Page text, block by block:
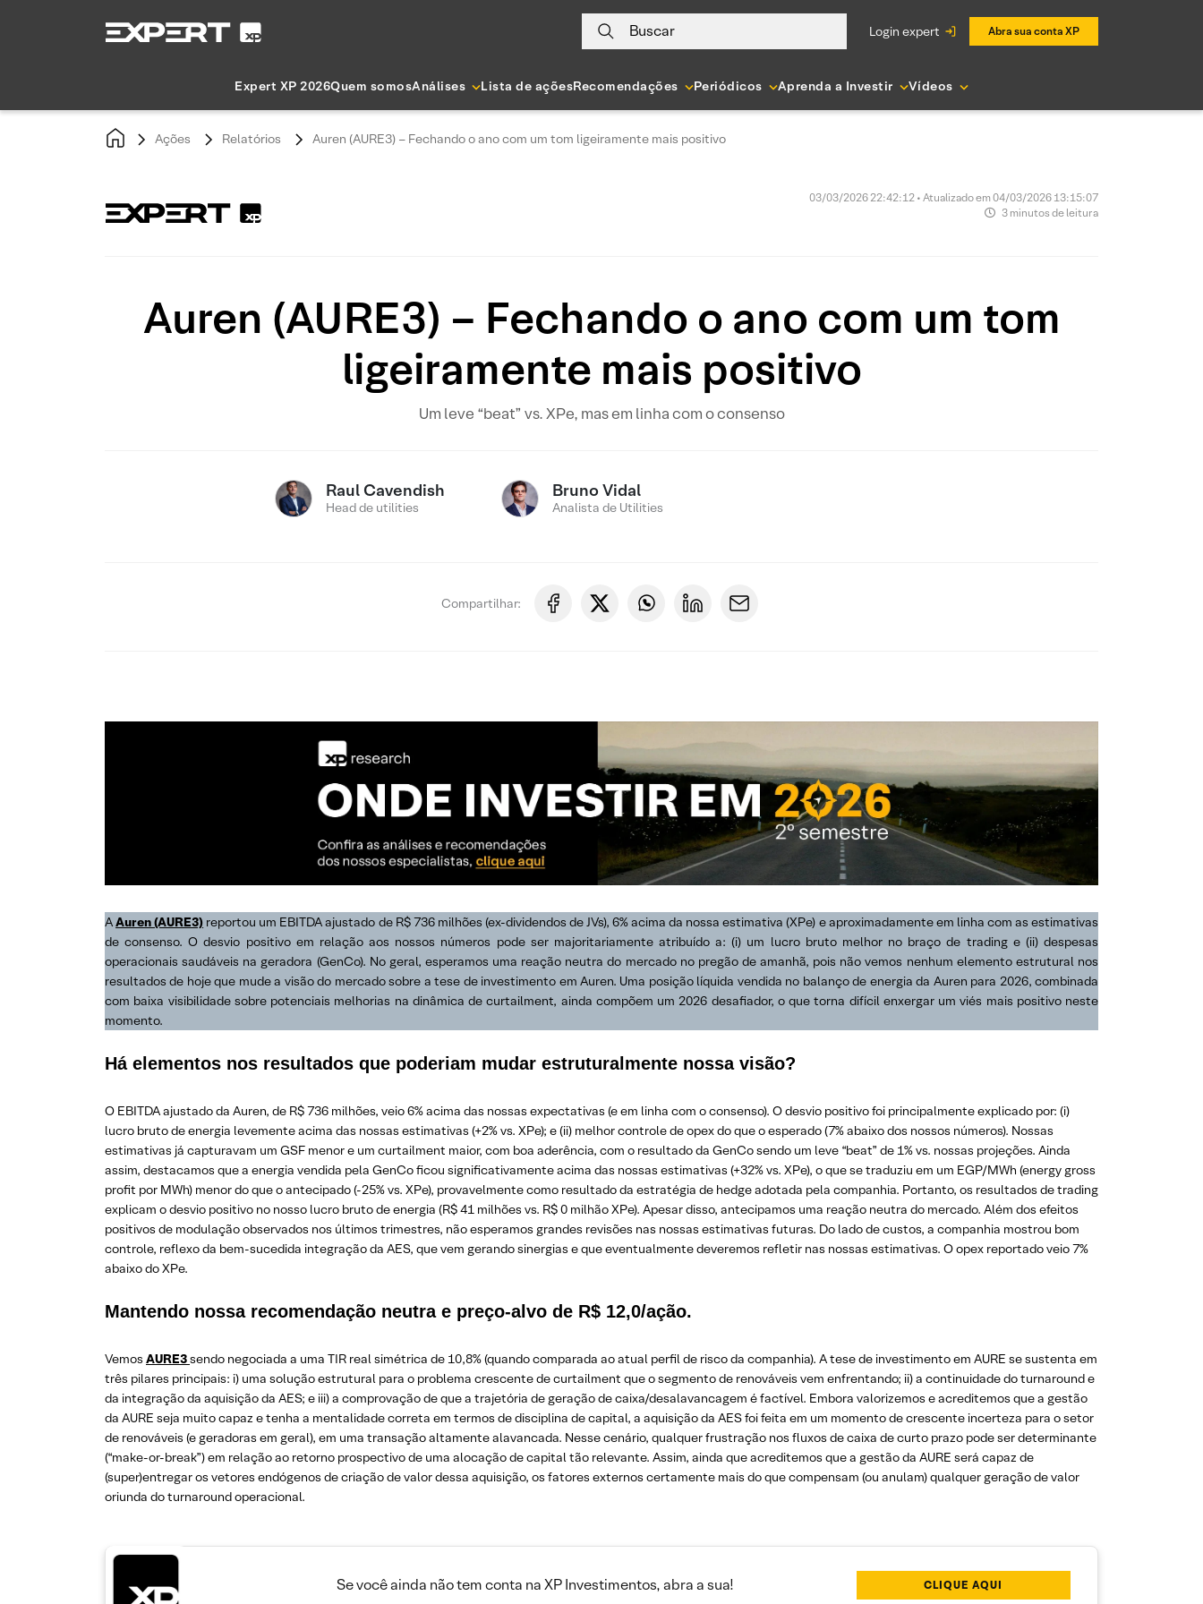
Buscar login expert Abra sua conta XP
Expert XP 2026Quem somosAnálises Lista de açõesRecomendações Periódicos Aprenda a Investir Vídeos
Ações Relatórios Auren (AURE3) – Fechando o ano com um tom ligeiramente mais positivo
03/03/2026 22:42:12 • Atualizado em 04/03/2026 13:15:07
3 minutos de leitura
Auren (AURE3) – Fechando o ano com um tom
ligeiramente mais positivo
Um leve “beat” vs. XPe, mas em linha com o consenso
Raul Cavendish
Head de utilities
Bruno Vidal
Analista de Utilities
Compartilhar:
AAuren (AURE3) reportou um EBITDA ajustado de R$ 736 milhões (ex-dividendos de JVs), 6% acima da nossa estimativa (XPe) e aproximadamente em linha com as estimativas
de consenso. O desvio positivo em relação aos nossos números pode ser majoritariamente atribuído a: (i) um lucro bruto melhor no braço de trading e (ii) despesas
operacionais saudáveis na geradora (GenCo). No geral, esperamos uma reação neutra do mercado no pregão de amanhã, pois não vemos nenhum elemento estrutural nos
resultados de hoje que mude a visão do mercado sobre a tese de investimento em Auren. Uma posição líquida vendida no balanço de energia da Auren para 2026, combinada
com baixa visibilidade sobre potenciais melhorias na dinâmica de curtailment, ainda compõem um 2026 desafiador, o que torna difícil enxergar um viés mais positivo neste
momento.
Há elementos nos resultados que poderiam mudar estruturalmente nossa visão?
O EBITDA ajustado da Auren, de R$ 736 milhões, veio 6% acima das nossas expectativas (e em linha com o consenso). O desvio positivo foi principalmente explicado por: (i)
lucro bruto de energia levemente acima das nossas estimativas (+2% vs. XPe); e (ii) melhor controle de opex do que o esperado (7% abaixo dos nossos números). Nossas
estimativas já capturavam um GSF menor e um curtailment maior, com boa aderência, com o resultado da GenCo sendo um leve “beat” de 1% vs. nossas projeções. Ainda
assim, destacamos que a energia vendida pela GenCo ficou significativamente acima das nossas estimativas (+32% vs. XPe), o que se traduziu em um EGP/MWh (energy gross
profit por MWh) menor do que o antecipado (-25% vs. XPe), provavelmente como resultado da estratégia de hedge adotada pela companhia. Portanto, os resultados de trading
explicam o desvio positivo no nosso lucro bruto de energia (R$ 41 milhões vs. R$ 0 milhão XPe). Apesar disso, antecipamos uma reação neutra do mercado. Além dos efeitos
positivos de modulação observados nos últimos trimestres, não esperamos grandes revisões nas nossas estimativas futuras. Do lado de custos, a companhia mostrou bom
controle, reflexo da bem-sucedida integração da AES, que vem gerando sinergias e que eventualmente deveremos refletir nas nossas estimativas. O opex reportado veio 7%
abaixo do XPe.
Mantendo nossa recomendação neutra e preço-alvo de R$ 12,0/ação.
Vemos AURE3sendo negociada a uma TIR real simétrica de 10,8% (quando comparada ao atual perfil de risco da companhia). A tese de investimento em AURE se sustenta em
três pilares principais: i) uma solução estrutural para o problema crescente de curtailment que o segmento de renováveis vem enfrentando; ii) a continuidade do turnaround e
da integração da aquisição da AES; e iii) a comprovação de que a trajetória de geração de caixa/desalavancagem é factível. Embora valorizemos e acreditemos que a gestão
da AURE seja muito capaz e tenha a mentalidade correta em termos de disciplina de capital, a aquisição da AES foi feita em um momento de crescente incerteza para o setor
de renováveis (e geradoras em geral), em uma transação altamente alavancada. Nesse cenário, qualquer frustração nos fluxos de caixa de curto prazo pode ser determinante
(“make-or-break”) em relação ao retorno prospectivo de uma alocação de capital tão relevante. Assim, ainda que acreditemos que a gestão da AURE será capaz de
(super)entregar os vetores endógenos de criação de valor dessa aquisição, os fatores externos certamente mais do que compensam (ou anulam) qualquer geração de valor
oriunda do turnaround operacional.
Se você ainda não tem conta na XP Investimentos, abra a sua! CLIQUE AQUI